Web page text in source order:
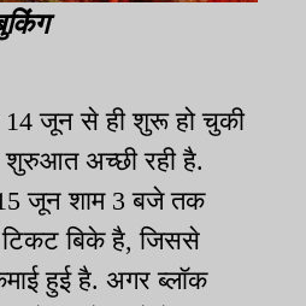
14 जून से ही शुरू हो चुकी
शुरुआत अच्छी रही है.
जून शाम 3 बजे तक
बिके है, जिससे
हुई है. अगर ब्लॉक